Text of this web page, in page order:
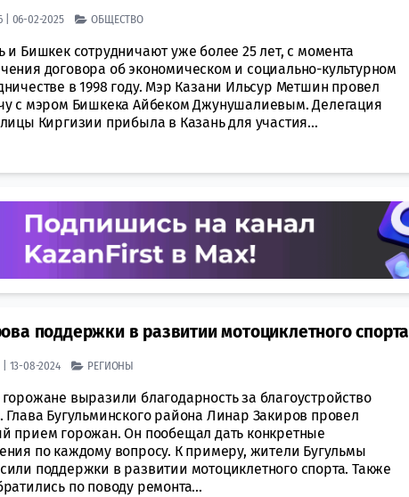
| 06-02-2025 ОБЩЕСТВО
и Бишкек сотрудничают уже более 25 лет, с момента
договора об экономическом и социально-культурном
в 1998 году. Мэр Казани Ильсур Метшин провел
с мэром Бишкека Айбеком Джунушалиевым. Делегация
Киргизии прибыла в Казань для участия...
поддержки в развитии мотоциклетного спорта
| 13-08-2024 РЕГИОНЫ
выразили благодарность за благоустройство
Глава Бугульминского района Линар Закиров провел
прием горожан. Он пообещал дать конкретные
по каждому вопросу. К примеру, жители Бугульмы
поддержки в развитии мотоциклетного спорта. Также
по поводу ремонта...